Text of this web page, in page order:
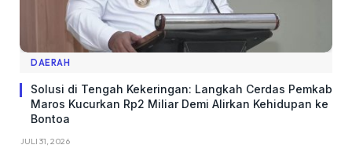
DAERAH
Solusi di Tengah Kekeringan: Langkah Cerdas Pemkab
Maros Kucurkan Rp2 Miliar Demi Alirkan Kehidupan ke
Bontoa
JULI 31, 2026